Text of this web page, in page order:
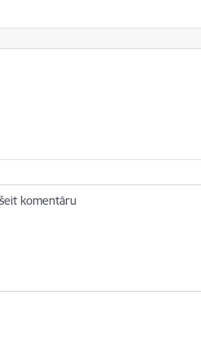
bija noderīga?
komentāru